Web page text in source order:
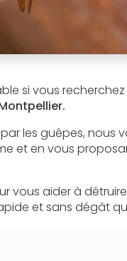
si vous
les guêpes, nous
et en vous
vous aider à
et sans dégât